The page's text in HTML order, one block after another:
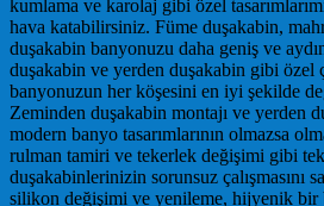
kumlama ve karolaj gibi özel
hava katabilirsiniz. Füme duşakabin,
duşakabin banyonuzu daha geniş ve
duşakabin ve yerden duşakabin gibi özel
banyonuzun her köşesini en iyi şekilde
Zeminden duşakabin montajı ve yerden
modern banyo tasarımlarının olmazsa
rulman tamiri ve tekerlek değişimi gibi
duşakabinlerinizin sorunsuz çalışmasını
silikon değişimi ve yenileme, hijyenik bir